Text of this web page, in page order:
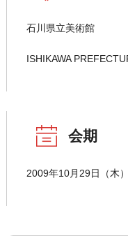
石川県立美術館
ISHIKAWA
会期
2009年10月29日（木